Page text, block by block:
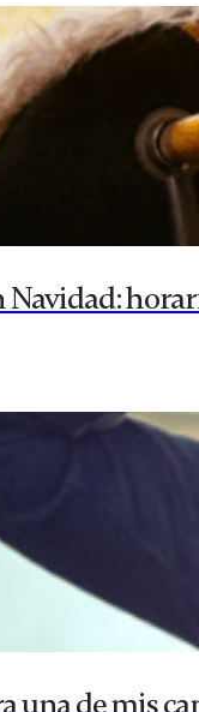
Navidad:
una de mis